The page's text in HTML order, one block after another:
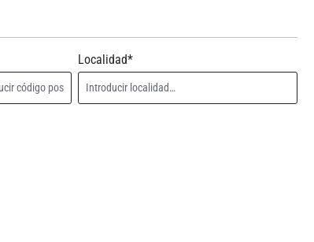
Localidad*